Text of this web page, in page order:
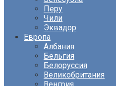
Перу
Чили
Эквадор
Европа
Албания
Бельгия
Белоруссия
Великобритания